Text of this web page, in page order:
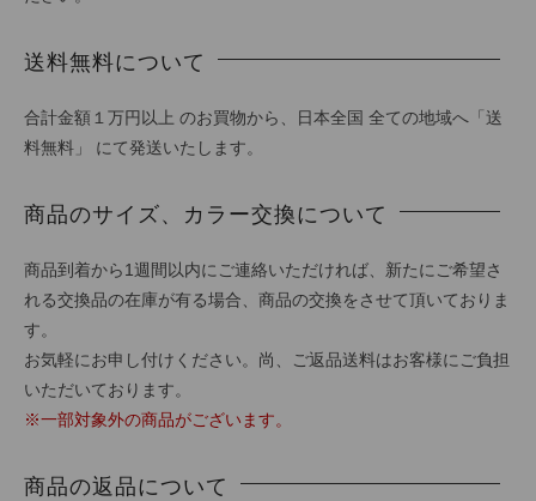
送料無料について
合計金額１万円以上 のお買物から、日本全国 全ての地域へ「送
料無料」 にて発送いたします。
商品のサイズ、カラー交換について
商品到着から1週間以内にご連絡いただければ、新たにご希望さ
れる交換品の在庫が有る場合、商品の交換をさせて頂いておりま
す。
お気軽にお申し付けください。尚、ご返品送料はお客様にご負担
いただいております。
※一部対象外の商品がございます。
商品の返品について